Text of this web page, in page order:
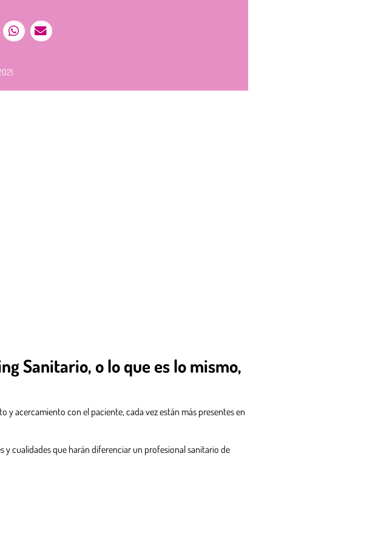
Sanitario, o lo que es lo mismo,
y acercamiento con el paciente, cada vez están más presentes en
cualidades que harán diferenciar un profesional sanitario de